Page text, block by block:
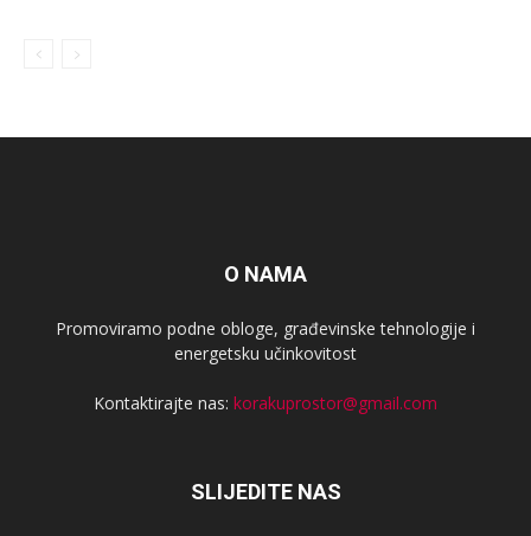
O NAMA
Promoviramo podne obloge, građevinske tehnologije i
energetsku učinkovitost
Kontaktirajte nas: korakuprostor@gmail.com
SLIJEDITE NAS